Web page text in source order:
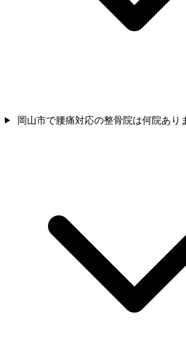
岡山市で腰痛対応の整骨院は何院あり